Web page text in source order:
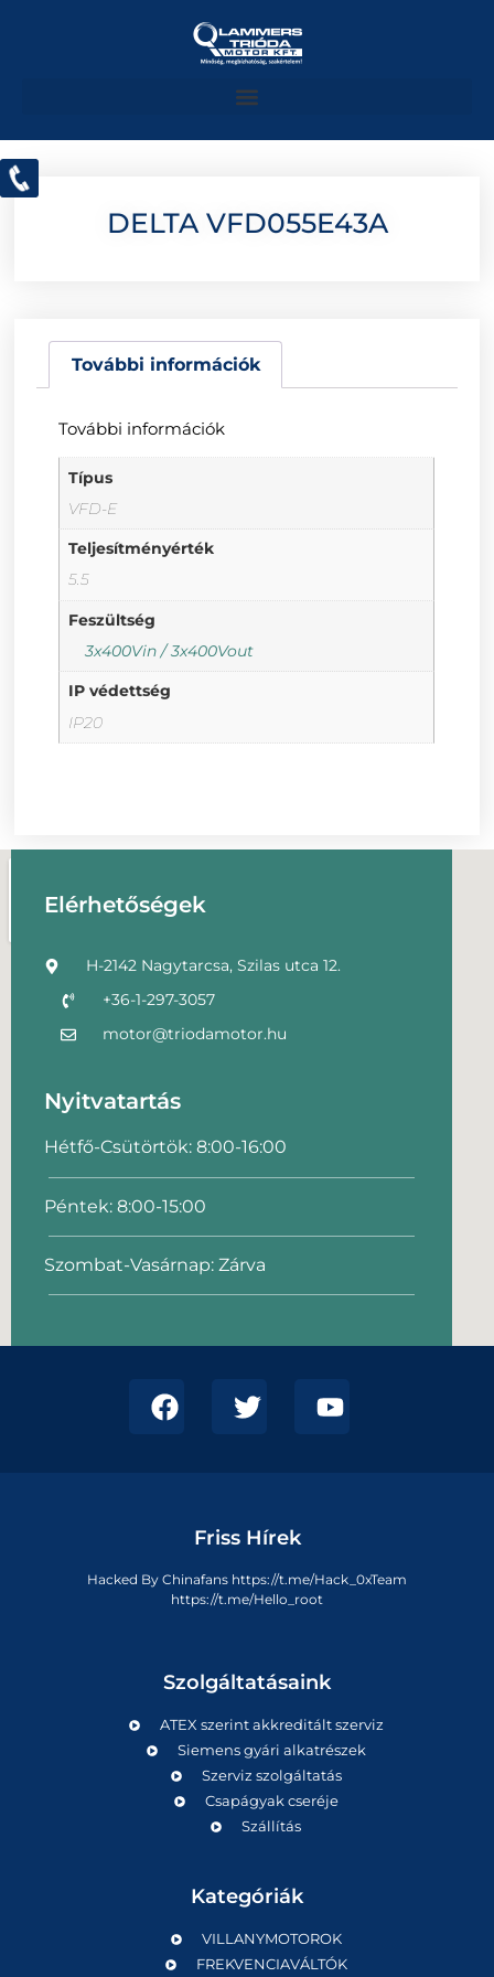
DELTA VFD055E43A
További információk
További információk
Típus
VFD-E
Teljesítményérték
5.5
Feszültség
3x400Vin / 3x400Vout
IP védettség
IP20
Elérhetőségek
H-2142 Nagytarcsa, Szilas utca 12.
+36-1-297-3057
motor@triodamotor.hu
Nyitvatartás
Hétfő-Csütörtök: 8:00-16:00
Péntek: 8:00-15:00
Szombat-Vasárnap: Zárva
Friss Hírek
Hacked By Chinafans https://t.me/Hack_0xTeam
https://t.me/Hello_root
Szolgáltatásaink
ATEX szerint akkreditált szerviz
Siemens gyári alkatrészek
Szerviz szolgáltatás
Csapágyak cseréje
Szállítás
Kategóriák
VILLANYMOTOROK
FREKVENCIAVÁLTÓK